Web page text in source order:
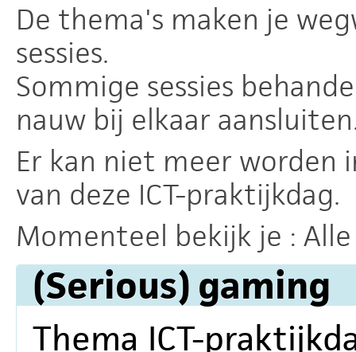
De thema's maken je
sessies.
Sommige sessies
nauw bij elkaar
Er kan niet meer worden
van deze ICT-praktijkdag.
Momenteel bekijk je :
(Serious) gaming
Thema ICT-